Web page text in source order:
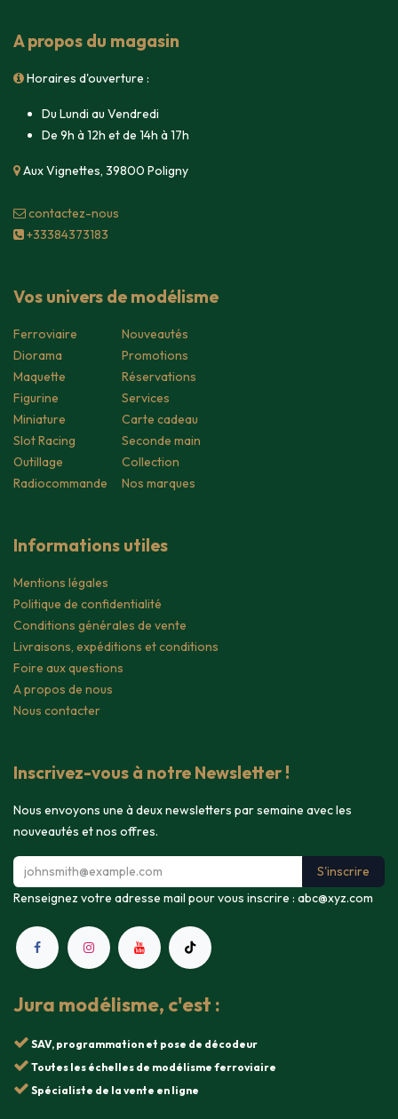
A propos du magasin
Horaires d'ouverture :
Du Lundi au Vendredi
De 9h à 12h et de 14h à 17h
Aux Vignettes, 39800 Poligny
contacte​z-nous
+33384373183
Vos univers de modélisme
Ferroviaire
Diorama
Maquette
Figurine
Miniature
Slot Racing
Outillage
Radiocommande
Nouveautés
Promotions
Réservations
Services
Carte cadeau
Seconde main
Collection
Nos marques
Informations utiles
Mentions légales
Politique de confidentialité
Conditions générales de vente
Livraisons, expéditions et conditions
Foire aux questions
A propos de nous
Nous contacter
Inscrivez-vous à notre Newsletter !
Nous envoyons une à deux newsletters par semaine avec les
nouveautés et nos offres.
S'inscrire
Renseignez votre adresse mail pour vous inscrire : abc@xyz.com
Jura modélisme, c'est :
SAV, programmation et pose de décodeur
Toutes les échelles de modélisme ferroviaire
Spécialiste de la vente en ligne